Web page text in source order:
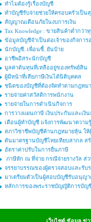
ทำไมต้องรู้เรื่องบัญชี
ทำบัญชีรับจ่ายช่วยให้ครอบครัวเป็น
สัญญาณเตือนภัยในงบการเงิน
Tax Knowledge : ขายสินค้าต่ำกว่า
ข้อมูลบัญชีจำเป็นต่อเจ้าของกิจการ
นักบัญชี..เพื่อนซี้..ยันป้าย
อาชีพอิสระนักบัญชี
มูลค่าต้นทุนที่เหลืออยู่ของทรัพย์สิน
ผู้มีหน้าที่เสียภาษีเงินได้นิติบุคคล
ชนิดของบัญชีที่ต้องจัดทำตามกฎหม
รายจ่ายค่าสวัสดิการพนักงาน
รายจ่ายในการดำเนินกิจการ
การวางแผนภาษี เงินประกันและเงิ
เตือนผู้ทำบัญชี แจ้งการพัฒนาความ
สภาวิชาชีพบัญชีค้านกฎหมายหุ้น ใ
ดันมาตรฐานบัญชีไทยเทียบสากล ส
อัตราค่าปรับในการยื่นภาษี
ภาษีหัก ณ ที่จ่าย กรณีจ่ายรางวัล ส่
จรรยาบรรณของผู้ตรวจสอบและรับ
มาเตรียมตัวเป็นผู้สอบบัญชีรับอนุญา
หลักการของพระราชบัญญัติการบัญ